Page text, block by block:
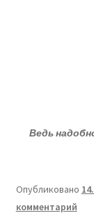
Ведь
Опубликовано
комментарий